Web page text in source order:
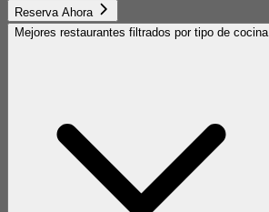
Reserva Ahora
Mejores restaurantes filtrados por tipo de cocina